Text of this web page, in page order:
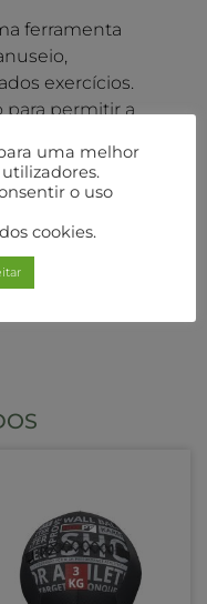
ferramenta
exercícios.
permitir a
exercida nos
possível realizar
que
e a resistência,
e de alta
uma melhor
o uso
cookies.